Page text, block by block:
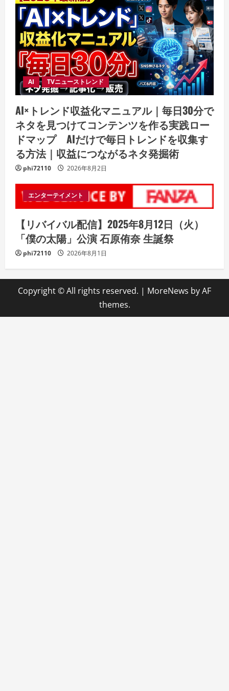
AI TVニューストレンド
AI×トレンド収益化マニュアル｜毎日30分で
ネタを見つけてコンテンツを作る実践ロー
ドマップ AIだけで毎日トレンドを収集す
る方法｜収益につながるネタ発掘術
phi72110 2026年8月2日
エンターテイメント
【リバイバル配信】2025年8月12日（火）
「僕の太陽」公演 石原侑奈 生誕祭
phi72110 2026年8月1日
Copyright © All rights reserved. | MoreNews by AF
themes.